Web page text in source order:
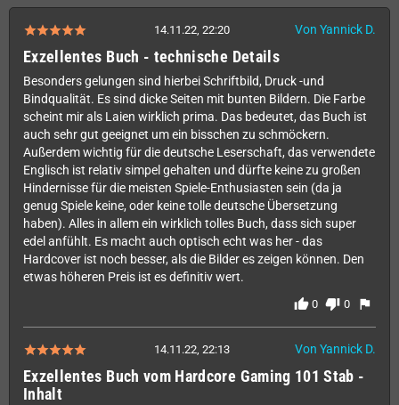
14.11.22, 22:20 Von Yannick D.
Exzellentes Buch - technische Details
Besonders gelungen sind hierbei Schriftbild, Druck -und
Bindqualität. Es sind dicke Seiten mit bunten Bildern. Die Farbe
scheint mir als Laien wirklich prima. Das bedeutet, das Buch ist
auch sehr gut geeignet um ein bisschen zu schmöckern.
Außerdem wichtig für die deutsche Leserschaft, das verwendete
Englisch ist relativ simpel gehalten und dürfte keine zu großen
Hindernisse für die meisten Spiele-Enthusiasten sein (da ja
genug Spiele keine, oder keine tolle deutsche Übersetzung
haben). Alles in allem ein wirklich tolles Buch, dass sich super
edel anfühlt. Es macht auch optisch echt was her - das
Hardcover ist noch besser, als die Bilder es zeigen können. Den
etwas höheren Preis ist es definitiv wert.
thumb_up 0 thumb_down 0 flag
14.11.22, 22:13 Von Yannick D.
Exzellentes Buch vom Hardcore Gaming 101 Stab -
Inhalt